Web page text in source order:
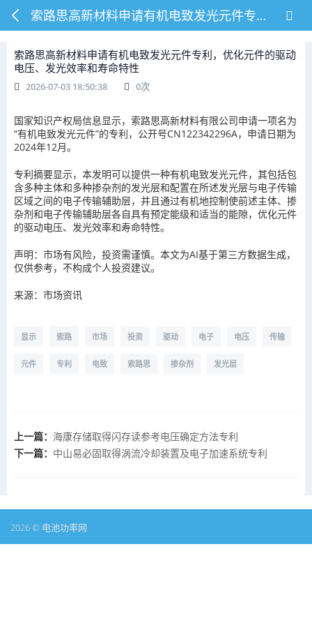
索路思高新材料申请有机电致发光元件专利，优化元件的驱动电压、发光效率和寿命特性
索路思高新材料申请有机电致发光元件专利，优化元件的驱动
电压、发光效率和寿命特性
2026-07-03 18:50:38 0次
国家知识产权局信息显示，索路思高新材料有限公司申请一项名为
“有机电致发光元件”的专利，公开号CN122342296A，申请日期为
2024年12月。
专利摘要显示，本发明可以提供一种有机电致发光元件，其包括包
含多种主体和多种掺杂剂的发光层和配置在所述发光层与电子传输
区域之间的电子传输辅助层，并且通过有机地控制使前述主体、掺
杂剂和电子传输辅助层各自具有预定能级和适当的能隙，优化元件
的驱动电压、发光效率和寿命特性。
声明：市场有风险，投资需谨慎。本文为AI基于第三方数据生成，
仅供参考，不构成个人投资建议。
来源：市场资讯
显示 索路 市场 投资 驱动 电子 电压 传输
元件 专利 电致 索路思 掺杂剂 发光层
上一篇： 海康存储取得闪存读参考电压确定方法专利
下一篇： 中山易必固取得涡流冷却装置及电子加速系统专利
2026 © 电池功率网